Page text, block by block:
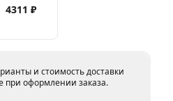
4311 ₽
и стоимость доставки
при оформлении заказа.